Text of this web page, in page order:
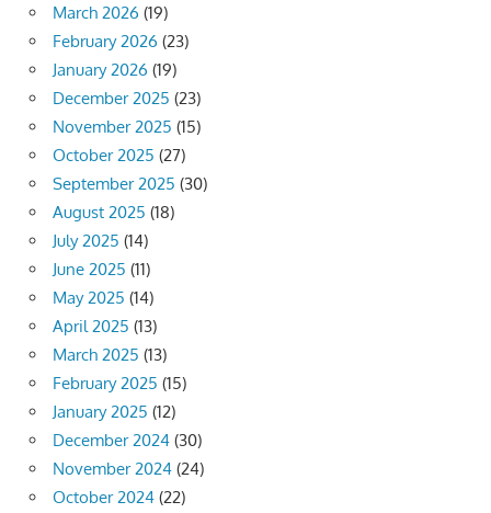
March 2026 (19)
February 2026 (23)
January 2026 (19)
December 2025 (23)
November 2025 (15)
October 2025 (27)
September 2025 (30)
August 2025 (18)
July 2025 (14)
June 2025 (11)
May 2025 (14)
April 2025 (13)
March 2025 (13)
February 2025 (15)
January 2025 (12)
December 2024 (30)
November 2024 (24)
October 2024 (22)